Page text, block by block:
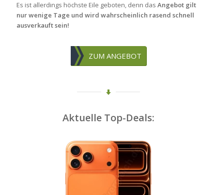
Es ist allerdings höchste Eile geboten, denn das Angebot gilt
nur wenige Tage und wird wahrscheinlich rasend schnell
ausverkauft sein!
ZUM ANGEBOT
Aktuelle Top-Deals: